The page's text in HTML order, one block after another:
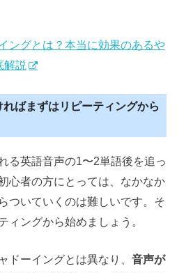
ングとは？本当に効果のあるや
解説
ばまずはリピーティングから
る英語音声の1〜2単語後を追っ
心者の方にとっては、なかなか
ついていくのは難しいです。そ
ィングから始めましょう。
ドーイングとは異なり、 音声が